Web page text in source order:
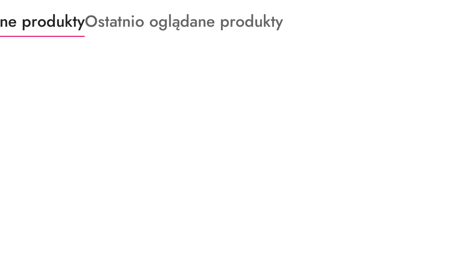
produktyProdukty
o
Ostatnio oglądane produkty